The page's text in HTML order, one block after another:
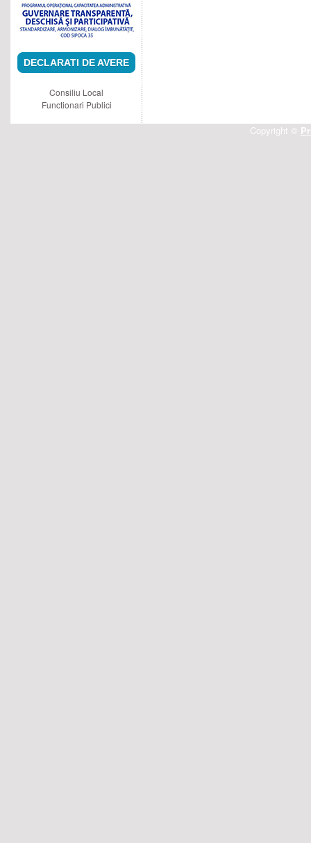
DECLARATI DE AVERE
Consiliu Local
Functionari Publici
Copyright ©